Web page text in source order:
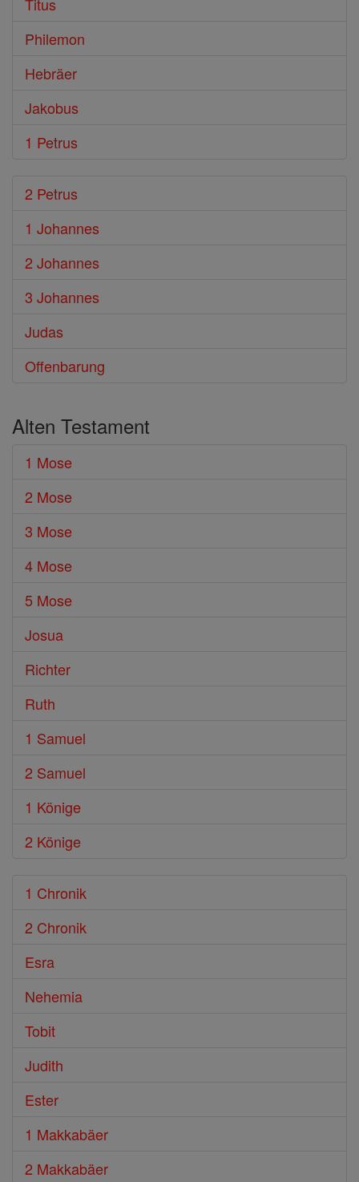
Titus
Philemon
Hebräer
Jakobus
1 Petrus
2 Petrus
1 Johannes
2 Johannes
3 Johannes
Judas
Offenbarung
Alten Testament
1 Mose
2 Mose
3 Mose
4 Mose
5 Mose
Josua
Richter
Ruth
1 Samuel
2 Samuel
1 Könige
2 Könige
1 Chronik
2 Chronik
Esra
Nehemia
Tobit
Judith
Ester
1 Makkabäer
2 Makkabäer